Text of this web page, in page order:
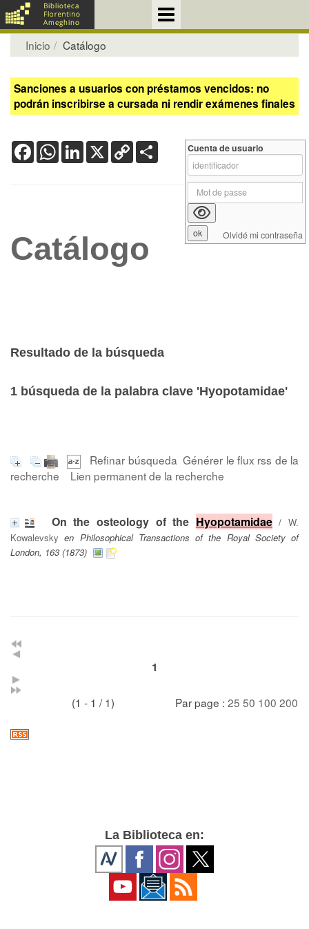
Inicio Catálogo
Sanciones a usuarios con préstamos vencidos: no
podrán inscribirse a cursada ni rendir exámenes finales
FacebookWhatsApp
LinkedIn
X Copy
Link
Catálogo
Resultado de la búsqueda
1 búsqueda de la palabra clave 'Hyopotamidae'
Refinar búsqueda Générer le flux rss de la
recherche
Lien permanent de la recherche
On the osteology of the Hyopotamidae/ W.
Kowalevsky en Philosophical Transactions of the Royal Society of
London, 163 (1873)
1
(1 - 1 / 1) Par page : 25 50 100 200
Cuenta de usuario
Olvidé mi contraseña
La Biblioteca en: